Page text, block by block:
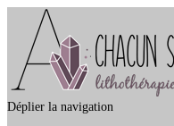
Déplier la navigation